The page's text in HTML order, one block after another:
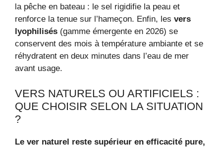
la pêche en bateau : le sel rigidifie la peau et
renforce la tenue sur l’hameçon. Enfin, les vers
lyophilisés (gamme émergente en 2026) se
conservent des mois à température ambiante et se
réhydratent en deux minutes dans l’eau de mer
avant usage.
VERS NATURELS OU ARTIFICIELS :
QUE CHOISIR SELON LA SITUATION
?
Le ver naturel reste supérieur en efficacité pure,